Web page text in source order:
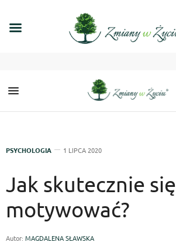
PSYCHOLOGIA 1 LIPCA 2020
Jak skutecznie się
motywować?
Autor: MAGDALENA SŁAWSKA